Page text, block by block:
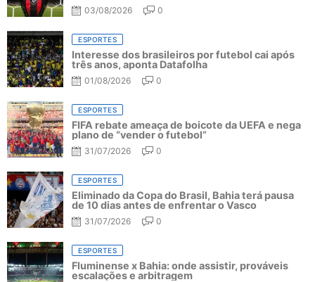
03/08/2026 0
ESPORTES
Interesse dos brasileiros por futebol cai após
três anos, aponta Datafolha
01/08/2026 0
ESPORTES
FIFA rebate ameaça de boicote da UEFA e nega
plano de “vender o futebol”
31/07/2026 0
ESPORTES
Eliminado da Copa do Brasil, Bahia terá pausa
de 10 dias antes de enfrentar o Vasco
31/07/2026 0
ESPORTES
Fluminense x Bahia: onde assistir, prováveis
escalações e arbitragem